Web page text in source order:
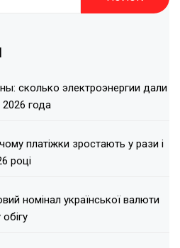
сколько электроэнергии дали
года
платіжки зростають у рази і
році
номінал української валюти